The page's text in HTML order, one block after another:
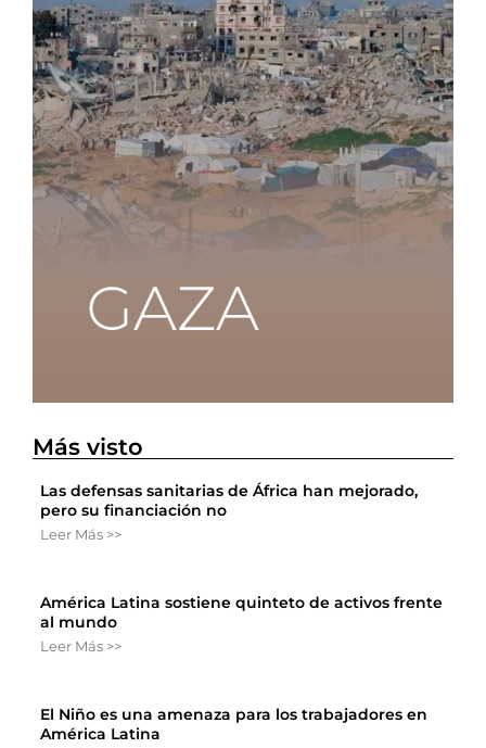
Más visto
Las defensas sanitarias de África han mejorado,
pero su financiación no
Leer Más >>
América Latina sostiene quinteto de activos frente
al mundo
Leer Más >>
El Niño es una amenaza para los trabajadores en
América Latina